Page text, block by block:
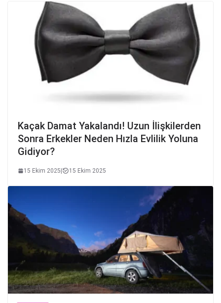
Kaçak Damat Yakalandı! Uzun İlişkilerden
Sonra Erkekler Neden Hızla Evlilik Yoluna
Gidiyor?
15 Ekim 2025| 15 Ekim 2025